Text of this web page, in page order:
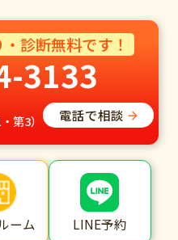
診断無料です！
3133
第3） 電話で相談
ーム LINE予約